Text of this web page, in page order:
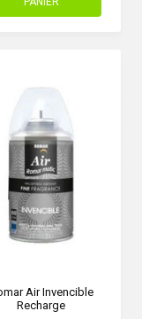
Air Invencible
Recharge